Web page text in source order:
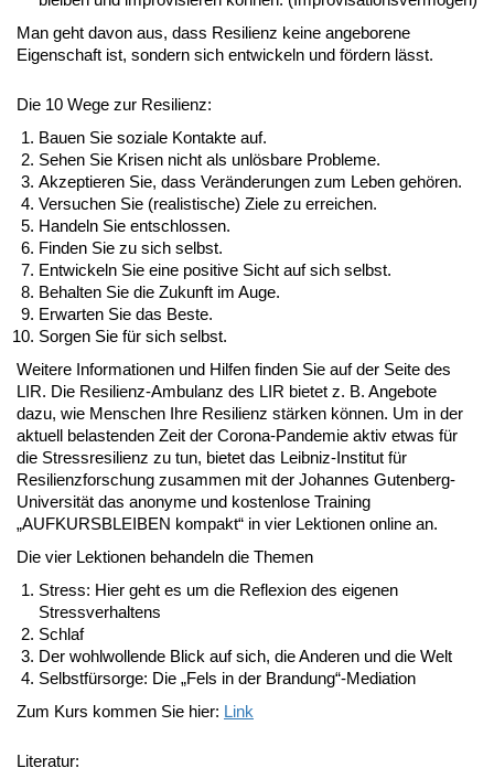
Man geht davon aus, dass Resilienz keine angeborene
Eigenschaft ist, sondern sich entwickeln und fördern lässt.
Die 10 Wege zur Resilienz:
Bauen Sie soziale Kontakte auf.
Sehen Sie Krisen nicht als unlösbare Probleme.
Akzeptieren Sie, dass Veränderungen zum Leben gehören.
Versuchen Sie (realistische) Ziele zu erreichen.
Handeln Sie entschlossen.
Finden Sie zu sich selbst.
Entwickeln Sie eine positive Sicht auf sich selbst.
Behalten Sie die Zukunft im Auge.
Erwarten Sie das Beste.
Sorgen Sie für sich selbst.
Weitere Informationen und Hilfen finden Sie auf der Seite des
LIR. Die Resilienz-Ambulanz des LIR bietet z. B. Angebote
dazu, wie Menschen Ihre Resilienz stärken können. Um in der
aktuell belastenden Zeit der Corona-Pandemie aktiv etwas für
die Stressresilienz zu tun, bietet das Leibniz-Institut für
Resilienzforschung zusammen mit der Johannes Gutenberg-
Universität das anonyme und kostenlose Training
„AUFKURSBLEIBEN kompakt“ in vier Lektionen online an.
Die vier Lektionen behandeln die Themen
Stress: Hier geht es um die Reflexion des eigenen
Stressverhaltens
Schlaf
Der wohlwollende Blick auf sich, die Anderen und die Welt
Selbstfürsorge: Die „Fels in der Brandung“-Mediation
Zum Kurs kommen Sie hier: Link
Literatur: